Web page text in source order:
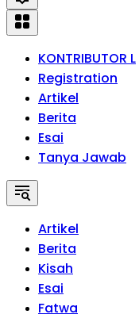
KONTRIBUTOR L
Registration
Artikel
Berita
Esai
Tanya Jawab
Artikel
Berita
Kisah
Esai
Fatwa